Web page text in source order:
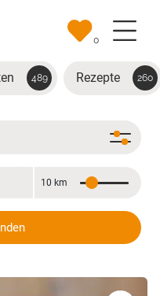
0
489 Rezepte 260
Entfernung
10 km